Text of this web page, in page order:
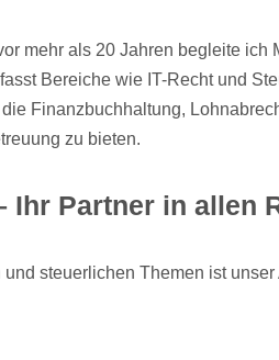
mehr als 20 Jahren begleite
Bereiche wie IT-Recht und
Finanzbuchhaltung,
zu bieten.
Ihr Partner in allen
steuerlichen Themen ist